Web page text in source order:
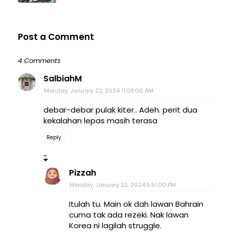
Post a Comment
4 Comments
SalbiahM
Monday, January 22, 2024 11:09:00 AM
debar-debar pulak kiter.. Adeh. perit dua
kekalahan lepas masih terasa
Reply
Pizzah
Monday, January 22, 2024 5:51:00 PM
Itulah tu. Main ok dah lawan Bahrain
cuma tak ada rezeki. Nak lawan
Korea ni lagilah struggle.